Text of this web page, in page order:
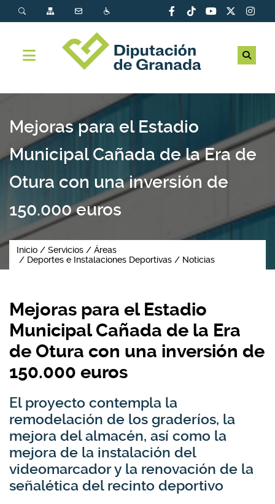
Mejoras para el Estadio
Municipal Cañada de la Era de
Otura con una inversión de
150.000 euros
Inicio Servicios
Áreas
Deportes e Instalaciones Deportivas
Noticias
Mejoras para el Estadio
Municipal Cañada de la Era
de Otura con una inversión de
150.000 euros
El proyecto contempla la
remodelación de los graderíos, la
mejora del almacén, así como la
mejora de la instalación del
videomarcador y la renovación de la
señalética del recinto deportivo